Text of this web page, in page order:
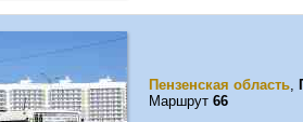
Пензенская область,
Маршрут 66